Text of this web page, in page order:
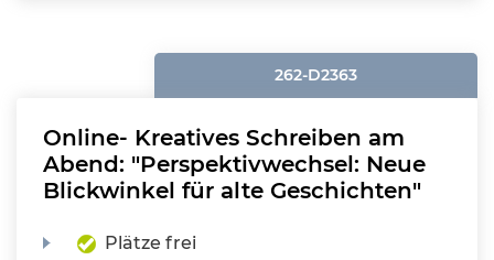
262-D2363
Online- Kreatives Schreiben am
Abend: "Perspektivwechsel: Neue
Blickwinkel für alte Geschichten"
Plätze frei